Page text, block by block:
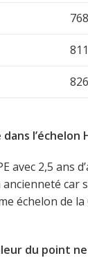
768
811
826
l’échelon
avec 2,5 ans
car
échelon de
du point